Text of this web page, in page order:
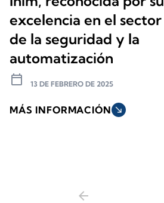
excelencia en el sector
de la seguridad y la
automatización
calendar_today 13 DE FEBRERO DE 2025
MÁS INFORMACIÓN south_east
arrow_back